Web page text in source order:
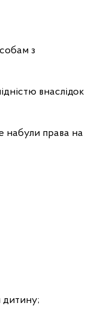
з
внаслідок
набули права на
дитину;